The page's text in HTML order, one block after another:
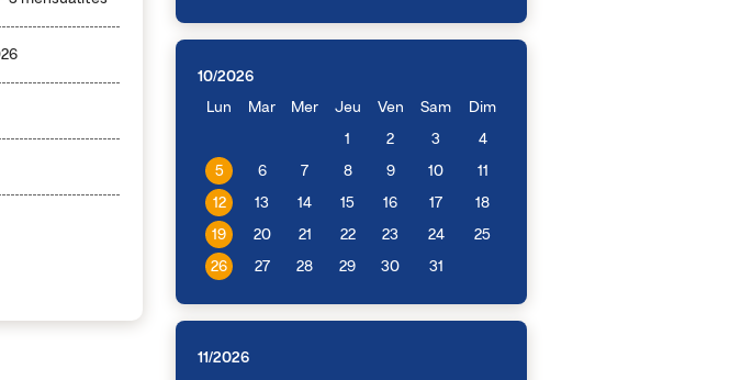
10/2026
Lun
Mar Mer Jeu Ven Sam Dim
1 2 3 4
5 6 7 8 9 10 11
12 13 14 15 16 17 18
19 20 21 22 23 24 25
26 27 28 29 30 31
11/2026